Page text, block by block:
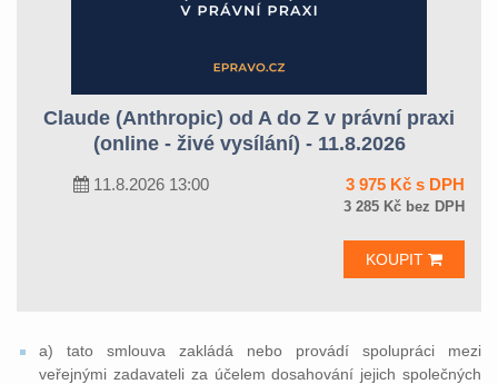
Claude (Anthropic) od A do Z v právní praxi
(online - živé vysílání) - 11.8.2026
11.8.2026 13:00 3 975 Kč s DPH
3 285 Kč bez DPH
KOUPIT
a) tato smlouva zakládá nebo provádí spolupráci mezi
veřejnými zadavateli za účelem dosahování jejich společných